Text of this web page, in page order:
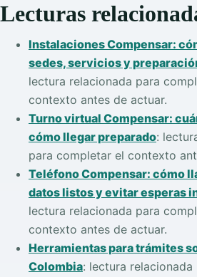
Lecturas
Instalaciones Compensar:
sedes, servicios y
lectura relacionada para
contexto antes de actuar.
Turno virtual Compensar:
cómo llegar preparado:
para completar el contexto
Teléfono Compensar: cómo
datos listos y evitar esperas
lectura relacionada para
contexto antes de actuar.
Herramientas para trámites
Colombia: lectura relacionada